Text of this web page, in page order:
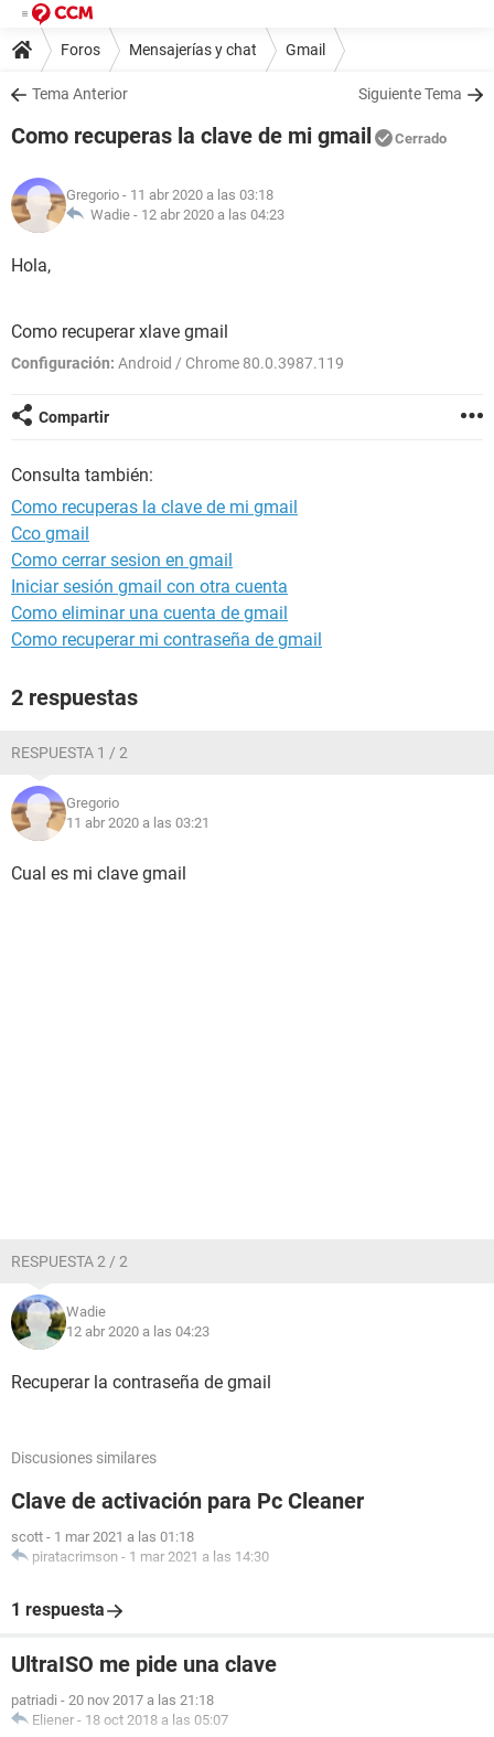
Foros Mensajerías y chat Gmail
Tema Anterior Siguiente Tema
Como recuperas la clave de mi gmail Cerrado
Gregorio - 11 abr 2020 a las 03:18
Wadie - 12 abr 2020 a las 04:23
Hola,
Como recuperar xlave gmail
Configuración: Android / Chrome 80.0.3987.119
Compartir
Consulta también:
Como recuperas la clave de mi gmail
Cco gmail
Como cerrar sesion en gmail
Iniciar sesión gmail con otra cuenta
Como eliminar una cuenta de gmail
Como recuperar mi contraseña de gmail
2 respuestas
RESPUESTA 1 / 2
Gregorio
11 abr 2020 a las 03:21
Cual es mi clave gmail
RESPUESTA 2 / 2
Wadie
12 abr 2020 a las 04:23
Recuperar la contraseña de gmail
Discusiones similares
Clave de activación para Pc Cleaner
scott - 1 mar 2021 a las 01:18
piratacrimson - 1 mar 2021 a las 14:30
1 respuesta
UltraISO me pide una clave
patriadi - 20 nov 2017 a las 21:18
Eliener - 18 oct 2018 a las 05:07